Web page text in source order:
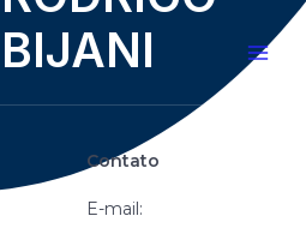
BIJANI
Contato
E-mail: